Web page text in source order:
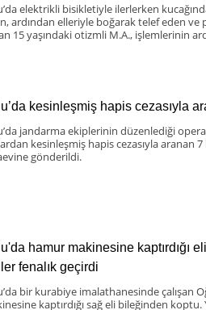
elektrikli bisikletiyle ilerlerken
ardından elleriyle boğarak telef eden ve
15 yaşındaki otizmli M.A., işlemlerinin
kesinleşmiş hapis cezasıyla
jandarma ekiplerinin düzenlediği
kesinleşmiş hapis cezasıyla aranan
gönderildi.
hamur makinesine kaptırdığı
fenalık geçirdi
bir kurabiye imalathanesinde çalışan
kaptırdığı sağ eli bileğinden koptu.